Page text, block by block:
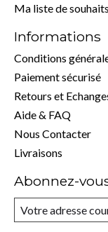
Ma liste de souhaits
Informations
Conditions
Paiement sécurisé
Retours et
Aide & FAQ
Nous Contacter
Livraisons
Abonnez-